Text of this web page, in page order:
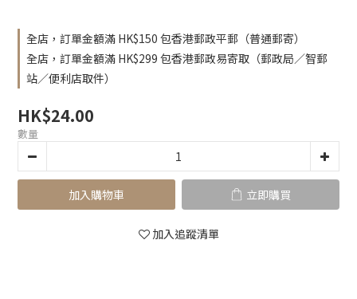
全店，訂單金額滿 HK$150 包香港郵政平郵（普通郵寄）
全店，訂單金額滿 HK$299 包香港郵政易寄取（郵政局／智郵
站／便利店取件）
HK$24.00
數量
加入購物車 立即購買
加入追蹤清單